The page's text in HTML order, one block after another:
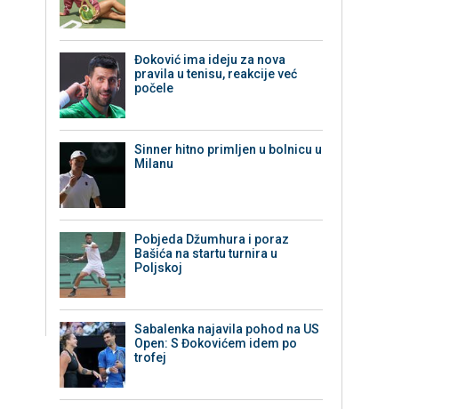
Đoković ima ideju za nova
pravila u tenisu, reakcije već
počele
Sinner hitno primljen u bolnicu u
Milanu
Pobjeda Džumhura i poraz
Bašića na startu turnira u
Poljskoj
Sabalenka najavila pohod na US
Open: S Đokovićem idem po
trofej